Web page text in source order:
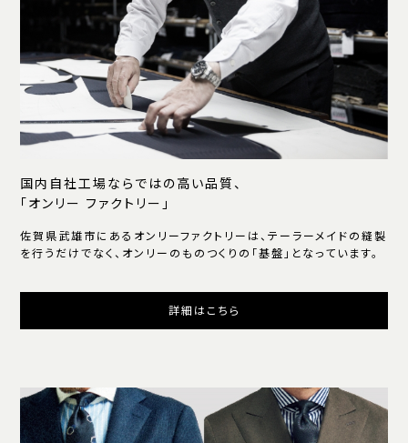
国内自社工場ならではの高い品質、
「オンリー ファクトリー」
佐賀県武雄市にあるオンリーファクトリーは、テーラーメイドの縫製
を行うだけでなく、オンリーのものつくりの「基盤」となっています。
詳細はこちら